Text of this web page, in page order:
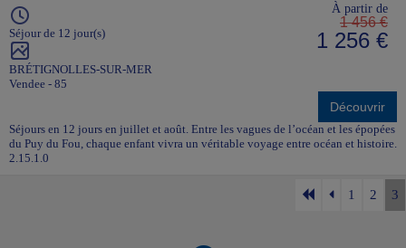
Séjour de 12 jour(s)
BRÉTIGNOLLES-SUR-MER
Vendee - 85
À partir de
1 456 €
1 256 €
Découvrir
Séjours en 12 jours en juillet et août. Entre les vagues de l’océan et les épopées
du Puy du Fou, chaque enfant vivra un véritable voyage entre océan et histoire.
2.15.1.0
1 2 3